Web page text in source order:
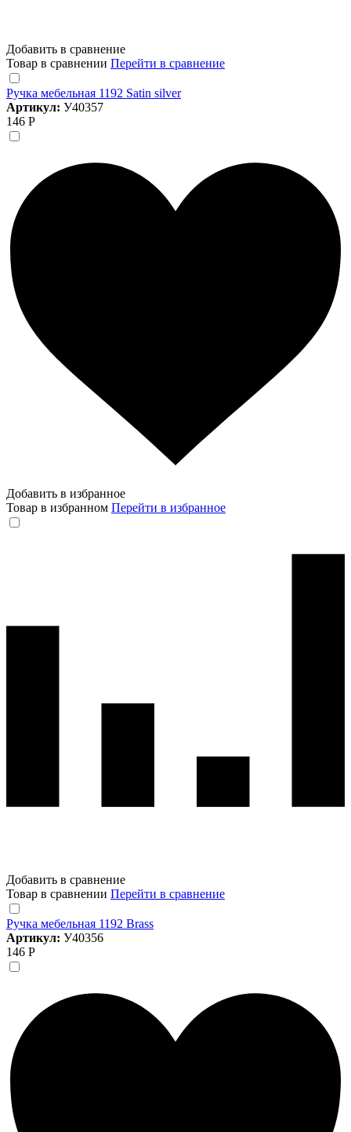
Добавить в сравнение
Товар в сравнении Перейти в сравнение
Ручка мебельная 1192 Satin silver
Артикул: У40357
146 Р
Добавить в избранное
Товар в избранном Перейти в избранное
Добавить в сравнение
Товар в сравнении Перейти в сравнение
Ручка мебельная 1192 Brass
Артикул: У40356
146 Р